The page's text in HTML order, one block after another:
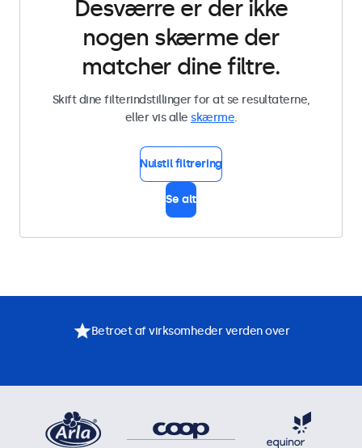
Desværre er der ikke
nogen skærme der
matcher dine filtre.
Skift dine filterindstillinger for at se resultaterne,
eller vis alle skærme.
Nulstil filtrering
Se alt
Betroet af virksomheder verden over